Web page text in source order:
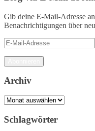
Gib deine E-Mail-Adresse
Benachrichtigungen über
E-
Mail-
Adresse
Archiv
Archiv
Schlagwörter